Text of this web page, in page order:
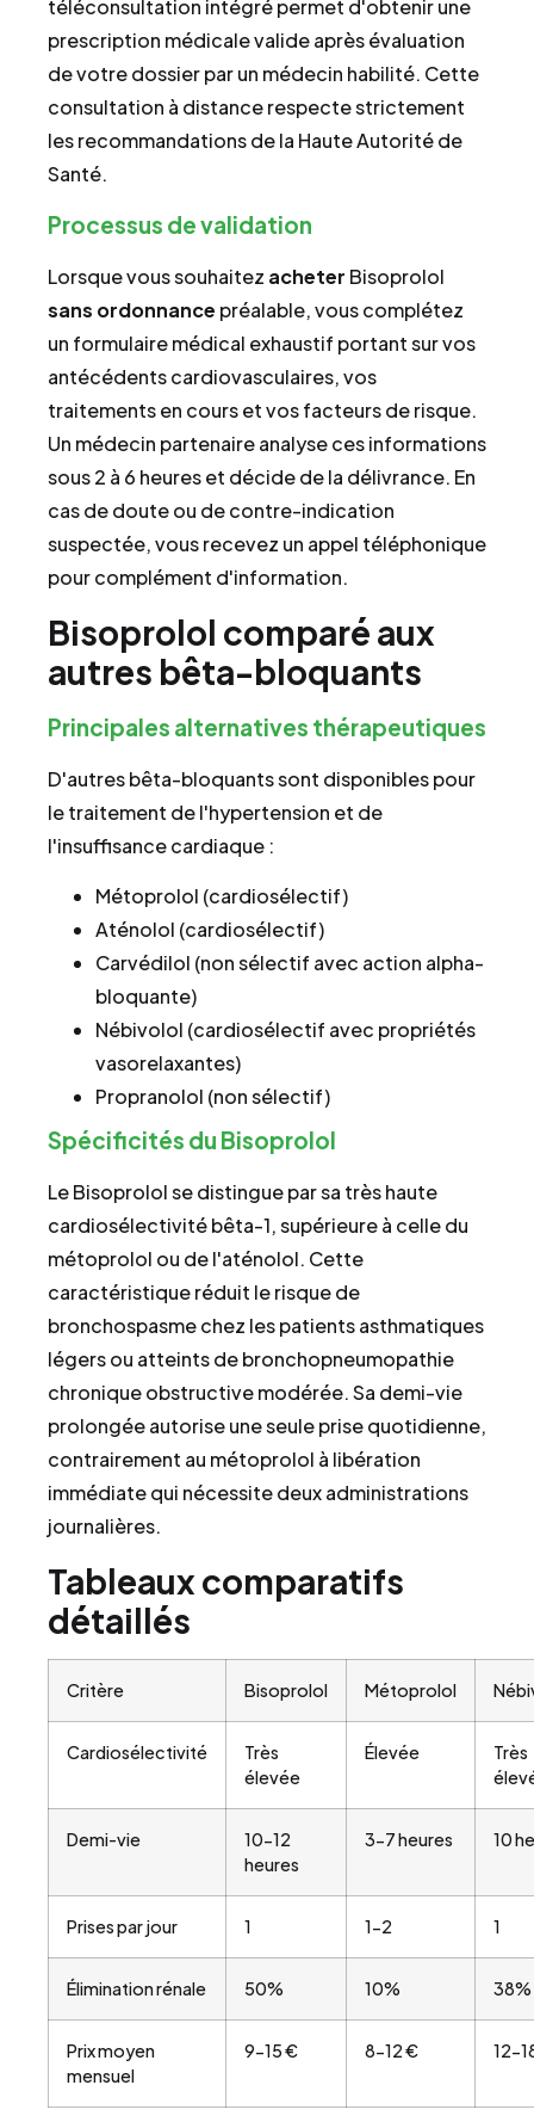
téléconsultation intégré permet d'obtenir une
prescription médicale valide après évaluation
de votre dossier par un médecin habilité. Cette
consultation à distance respecte strictement
les recommandations de la Haute Autorité de
Santé.
Processus de validation
Lorsque vous souhaitez acheter Bisoprolol
sans ordonnance préalable, vous complétez
un formulaire médical exhaustif portant sur vos
antécédents cardiovasculaires, vos
traitements en cours et vos facteurs de risque.
Un médecin partenaire analyse ces informations
sous 2 à 6 heures et décide de la délivrance. En
cas de doute ou de contre-indication
suspectée, vous recevez un appel téléphonique
pour complément d'information.
Bisoprolol comparé aux
autres bêta-bloquants
Principales alternatives thérapeutiques
D'autres bêta-bloquants sont disponibles pour
le traitement de l'hypertension et de
l'insuffisance cardiaque :
Métoprolol (cardiosélectif)
Aténolol (cardiosélectif)
Carvédilol (non sélectif avec action alpha-
bloquante)
Nébivolol (cardiosélectif avec propriétés
vasorelaxantes)
Propranolol (non sélectif)
Spécificités du Bisoprolol
Le Bisoprolol se distingue par sa très haute
cardiosélectivité bêta-1, supérieure à celle du
métoprolol ou de l'aténolol. Cette
caractéristique réduit le risque de
bronchospasme chez les patients asthmatiques
légers ou atteints de bronchopneumopathie
chronique obstructive modérée. Sa demi-vie
prolongée autorise une seule prise quotidienne,
contrairement au métoprolol à libération
immédiate qui nécessite deux administrations
journalières.
Tableaux comparatifs
détaillés
Critère Bisoprolol Métoprolol
Cardiosélectivité
Très
élevée
Élevée
Très
Demi-vie
10-12
heures
3-7 heures 10
Prises par jour 1 1-2 1
Élimination rénale 50% 10% 38%
Prix moyen
mensuel
9-15 € 8-12 € 12-